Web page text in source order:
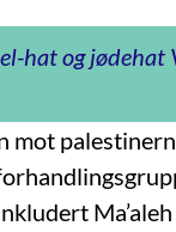
hat og
mot